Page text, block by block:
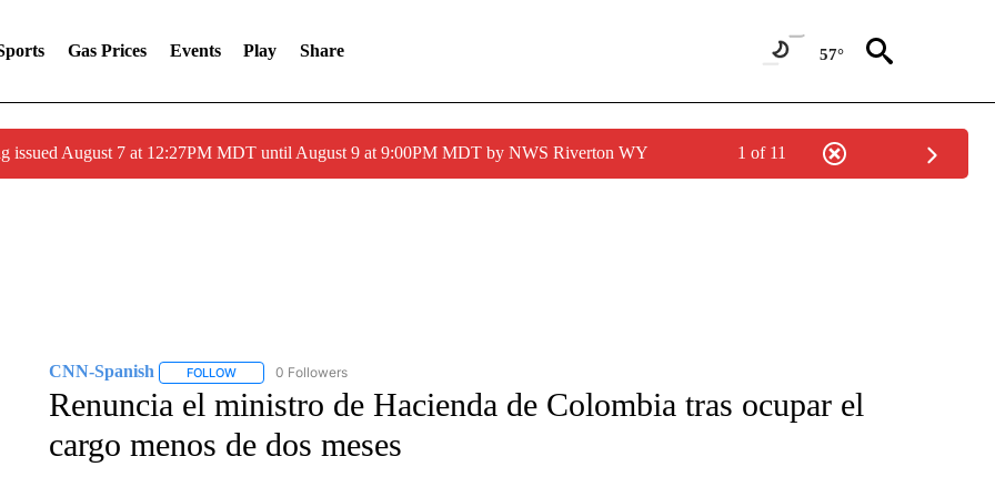
Gas Prices Events Play Share 57°
issued August 7 at 12:27PM MDT until August 9 at 9:00PM MDT by NWS Riverton WY 1 of 11
CNN-Spanish FOLLOWFOLLOW "CNN-SPANISH" TO RECEIVE NOTIFICATIONS ABOUT NEW PAGES ON "CNN-SPANISH".
0 Followers
Renuncia el ministro de Hacienda de Colombia tras ocupar el
cargo menos de dos meses